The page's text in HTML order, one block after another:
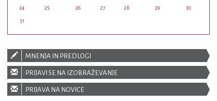
24 25 26 27 28 29 30
31
MNENJA IN PREDLOGI
PRIJAVI SE NA IZOBRAŽEVANJE
PRIJAVA NA NOVICE